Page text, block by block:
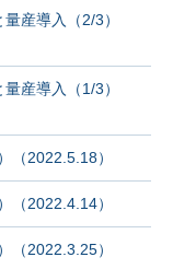
産導入（2/3）
産導入（1/3）
2022.5.18）
2022.4.14）
2022.3.25）